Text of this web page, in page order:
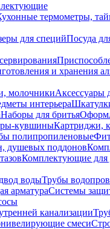
термометры,
для специйПосуда
и хранения
молочникиАксессуары
интерьера
Наборы для бритья
кувшиныКартриджи,
полипропиленовые
душевых поддонов
Комплектующие для
водыТрубы
арматураСистемы
канализации
смеси